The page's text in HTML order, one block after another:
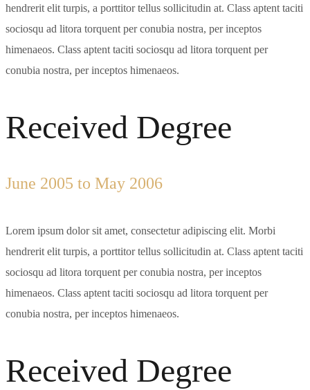
hendrerit elit turpis, a porttitor tellus sollicitudin at. Class aptent taciti
sociosqu ad litora torquent per conubia nostra, per inceptos
himenaeos. Class aptent taciti sociosqu ad litora torquent per
conubia nostra, per inceptos himenaeos.
Received Degree
June 2005 to May 2006
Lorem ipsum dolor sit amet, consectetur adipiscing elit. Morbi
hendrerit elit turpis, a porttitor tellus sollicitudin at. Class aptent taciti
sociosqu ad litora torquent per conubia nostra, per inceptos
himenaeos. Class aptent taciti sociosqu ad litora torquent per
conubia nostra, per inceptos himenaeos.
Received Degree